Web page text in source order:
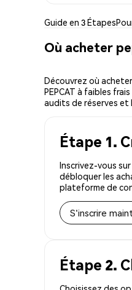
Guide en 3 Étapes
Où acheter
Découvrez où
PEPCAT à faibles
audits de réserves et
Étape 1.
Inscrivez-vous
débloquer les
plateforme de
S'inscrire
Étape 2.